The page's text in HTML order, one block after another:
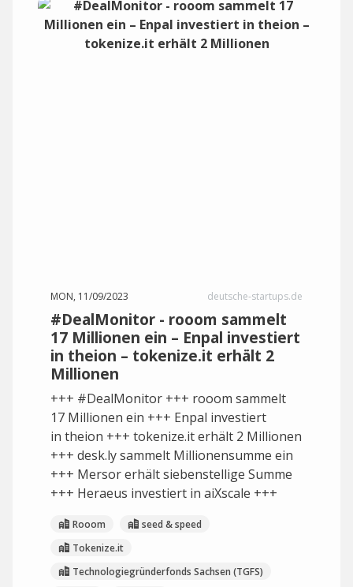
MON, 11/09/2023 deutsche-startups.de
#DealMonitor - rooom sammelt
17 Millionen ein – Enpal investiert
in theion – tokenize.it erhält 2
Millionen
+++ #DealMonitor +++ rooom sammelt
17 Millionen ein +++ Enpal investiert
in theion +++ tokenize.it erhält 2 Millionen
+++ desk.ly sammelt Millionensumme ein
+++ Mersor erhält siebenstellige Summe
+++ Heraeus investiert in aiXscale +++
Rooom
seed & speed
Tokenize.it
Technologiegründerfonds Sachsen (TGFS)